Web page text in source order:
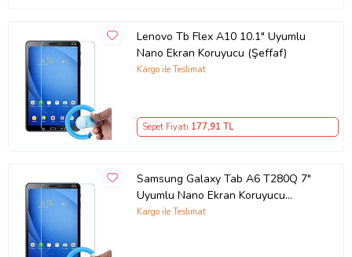
Lenovo Tb Flex A10 10.1" Uyumlu
Nano Ekran Koruyucu (Şeffaf)
Kargo ile Teslimat
Sepet Fiyatı 177,91 TL
Samsung Galaxy Tab A6 T280Q 7"
Uyumlu Nano Ekran Koruyucu
(Şeffaf)
Kargo ile Teslimat